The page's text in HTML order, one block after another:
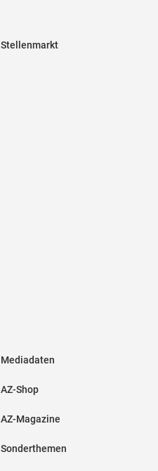
Stellenmarkt
Mediadaten
AZ-Shop
AZ-Magazine
Sonderthemen